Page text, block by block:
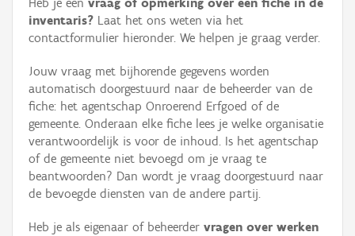
Erfgoedobject
Aanduidingsobject
Waarneming
Thema
Gebeurtenis
Persoon of collectief
inventaris? Laat het ons weten via het
contactformulier hieronder. We helpen je graag verder.
Jouw vraag met bijhorende gegevens worden
automatisch doorgestuurd naar de beheerder van de
fiche: het agentschap Onroerend Erfgoed of de
gemeente. Onderaan elke fiche lees je welke organisatie
verantwoordelijk is voor de inhoud. Is het agentschap
of de gemeente niet bevoegd om je vraag te
beantwoorden? Dan wordt je vraag doorgestuurd naar
de bevoegde diensten van de andere partij.
Heb je als eigenaar of beheerder vragen over werken